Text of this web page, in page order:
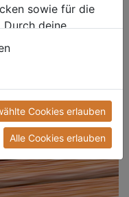
sowie für die
Durch deine
Drittanbieter,
verarbeitet.
stimmst du
Unter "Details
den
"Cookies
welche Cookies
nicht.
in unserer
Cookies erlauben
Alle Cookies erlauben